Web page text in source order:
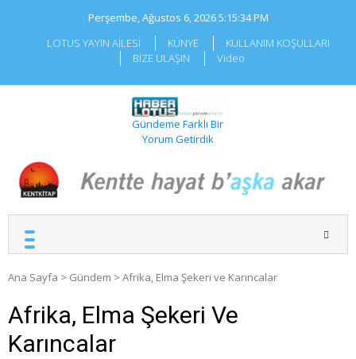
Perşembe, Ağustos 6, 20265:15:35 PM
LOTUS YAYIN AİLESİ
KÜNYE
KULLANIM KOŞULLARI
BİZE ULAŞIN
Video
Gündeme Farklı Bir
Yorum Getirdik
Ana Sayfa > Gündem > Afrika, Elma Şekeri ve Karıncalar
Afrika, Elma Şekeri Ve
Karıncalar